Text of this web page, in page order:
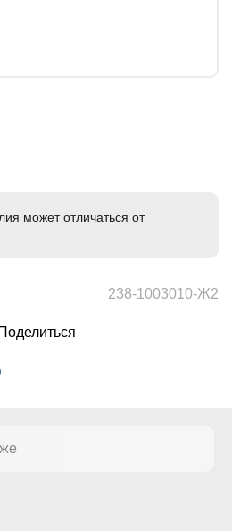
может отличаться от
238-1003010-Ж2
Поделиться